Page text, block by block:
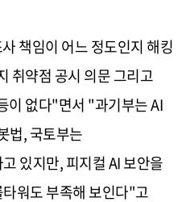
책임이 어느 정도인지 해킹
취약점 공시 의문 그리고
이 없다"면서 "과기부는 AI
법, 국토부는
있지만, 피지컬 AI 보안을
워도 부족해 보인다"고